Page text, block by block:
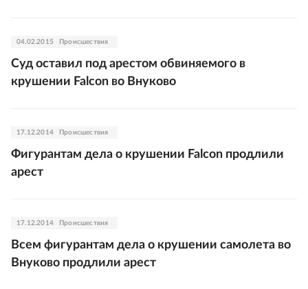
04.02.2015 Происшествия
Суд оставил под арестом обвиняемого в
крушении Falcon во Внуково
17.12.2014 Происшествия
Фигурантам дела о крушении Falcon продлили
арест
17.12.2014 Происшествия
Всем фигурантам дела о крушении самолета во
Внуково продлили арест